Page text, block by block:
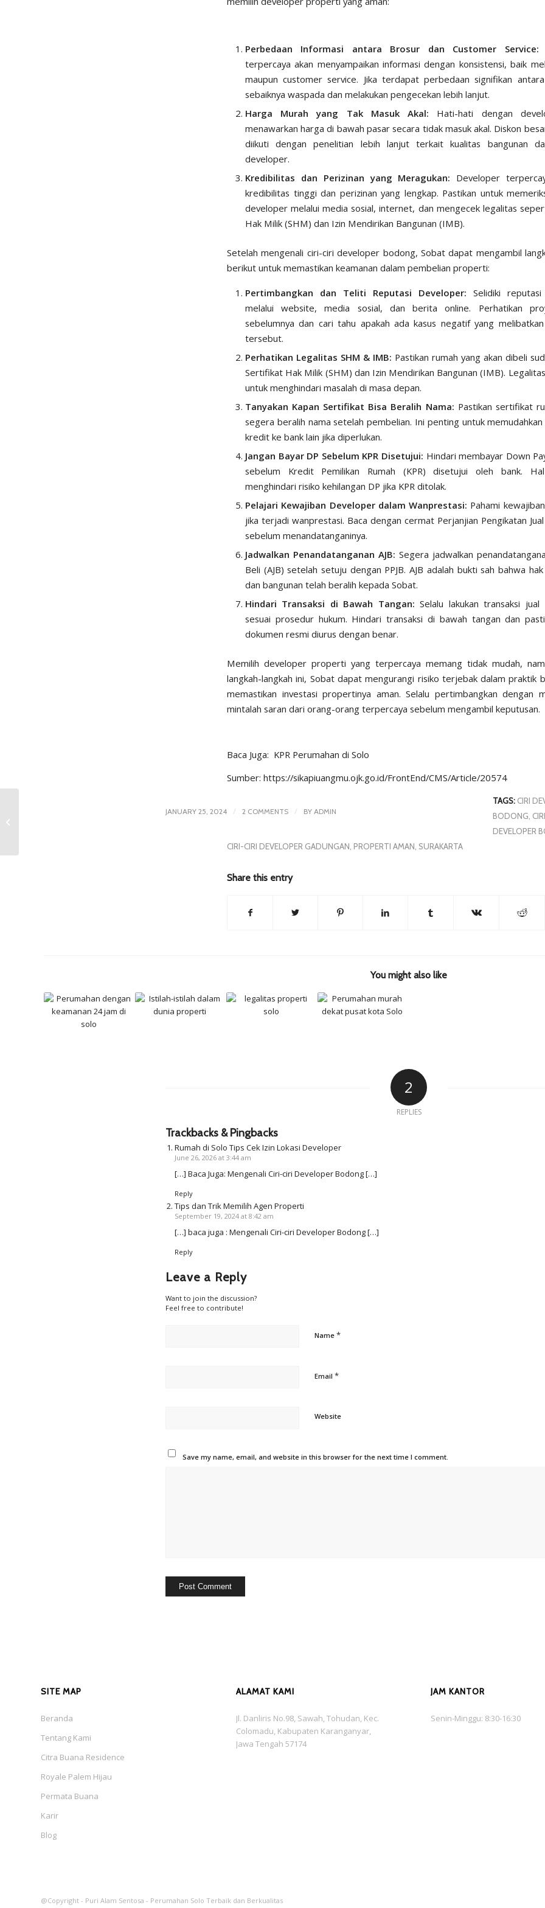
Perbedaan Informasi antara Brosur dan Customer Service:
terpercaya akan menyampaikan informasi dengan konsistensi, baik
maupun customer service. Jika terdapat perbedaan signifikan
sebaiknya waspada dan melakukan pengecekan lebih lanjut.
Harga Murah yang Tak Masuk Akal: Hati-hati dengan
menawarkan harga di bawah pasar secara tidak masuk akal. Diskon
diikuti dengan penelitian lebih lanjut terkait kualitas bangunan
developer.
Kredibilitas dan Perizinan yang Meragukan: Developer
kredibilitas tinggi dan perizinan yang lengkap. Pastikan untuk
developer melalui media sosial, internet, dan mengecek legalitas
Hak Milik(SHM) dan Izin Mendirikan Bangunan (IMB).
Setelah mengenali ciri-ciri developer bodong, Sobat dapat mengambil
berikut untuk memastikan keamanan dalam pembelian properti:
Pertimbangkan dan Teliti Reputasi Developer: Selidiki
melalui website, media sosial, dan berita online. Perhatikan
sebelumnya dan cari tahu apakah ada kasus negatif yang
tersebut.
Perhatikan Legalitas SHM & IMB: Pastikan rumah yang akan dibeli
Sertifikat Hak Milik (SHM) dan Izin Mendirikan Bangunan (IMB).
untuk menghindari masalah di masa depan.
Tanyakan Kapan Sertifikat Bisa Beralih Nama: Pastikan sertifikat
segera beralih nama setelah pembelian. Ini penting untuk
kredit ke bank lain jika diperlukan.
Jangan Bayar DP Sebelum KPR Disetujui: Hindari membayar Down
sebelum Kredit Pemilikan Rumah (KPR) disetujui oleh bank.
menghindari risiko kehilangan DP jika KPR ditolak.
Pelajari Kewajiban Developer dalam Wanprestasi: Pahami
jika terjadi wanprestasi. Baca dengan cermat Perjanjian Pengikatan Jual
sebelum menandatanganinya.
Jadwalkan Penandatanganan AJB: Segera jadwalkan
Beli (AJB) setelah setuju dengan PPJB. AJB adalah bukti sah bahwa
dan bangunan telah beralih kepada Sobat.
Hindari Transaksi di Bawah Tangan: Selalu lakukan transaksi
sesuai prosedur hukum. Hindari transaksi di bawah tangan dan
dokumen resmi diurus dengan benar.
Memilih developer properti yang terpercaya memang tidak mudah,
langkah-langkah ini, Sobat dapat mengurangi risiko terjebak dalam praktik
memastikan investasi propertinya aman. Selalu pertimbangkan dengan
mintalah saran dari orang-orang terpercaya sebelum mengambil keputusan.
Baca Juga: KPR Perumahan di Solo
Sumber: https://sikapiuangmu.ojk.go.id/FrontEnd/CMS/Article/20574
JANUARY 25, 2024 / 2 COMMENTS / BY ADMIN
TAGS: CIRI
BODONG
DEVELOPER
CIRI-CIRI DEVELOPER GADUNGAN PROPERTI AMAN SURAKARTA
Share this entry
You might also like
2
REPLIES
Trackbacks & Pingbacks
Rumah di Solo Tips Cek Izin Lokasi Developer
June 26, 2026 at 3:44 am
[…] Baca Juga: Mengenali Ciri-ciri Developer Bodong […]
Reply
Tips dan Trik Memilih Agen Properti
September 19, 2024 at 8:42 am
[…] baca juga : Mengenali Ciri-ciri Developer Bodong […]
Reply
Leave a Reply
Want to join the discussion?
Feel free to contribute!
Name *
Email *
Website
Save my name, email, and website in this browser for the next time I comment.
SITE MAP
Beranda
Tentang Kami
Citra Buana Residence
Royale Palem Hijau
Permata Buana
Karir
Blog
ALAMAT KAMI
Jl. Danliris No.98, Sawah, Tohudan, Kec.
Colomadu, Kabupaten Karanganyar,
Jawa Tengah 57174
JAM KANTOR
Senin-Minggu: 8:30-16:30
@Copyright - Puri Alam Sentosa - Perumahan Solo Terbaik dan Berkualitas